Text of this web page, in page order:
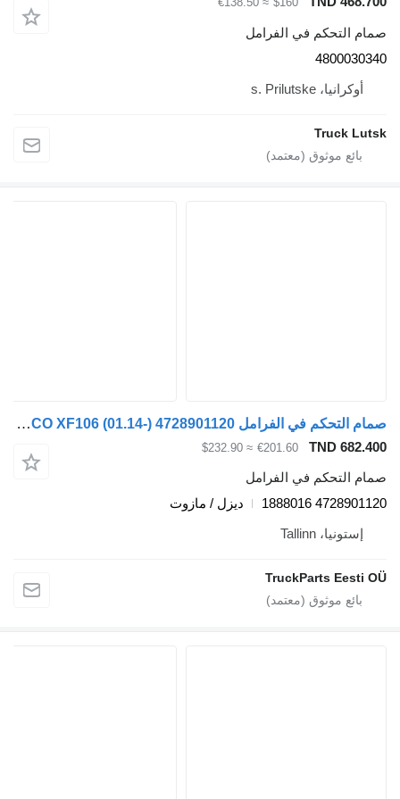
التحكم في الفرامل
أوكرانيا، s. Prilutske
Truck
صمام التحكم في الفرامل WABCO XF106 (01.14-) 4728901120 لـ السيارات القاطرة DAF XF106 (2014-)
TND
€201.60
≈ $232.90
التحكم في الفرامل
4728901120
ديزل / مازوت
إستونيا، Tallinn
TruckParts Eesti